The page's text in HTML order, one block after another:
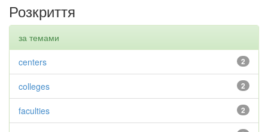
Розкриття
за темами
2
centers
2
colleges
2
faculties